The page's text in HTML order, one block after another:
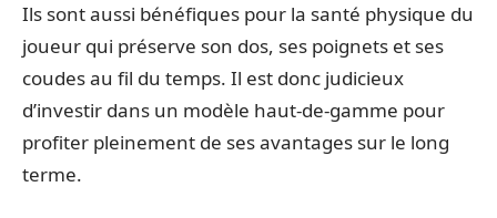
Ils sont aussi bénéfiques pour la santé physique du
joueur qui préserve son dos, ses poignets et ses
coudes au fil du temps. Il est donc judicieux
d’investir dans un modèle haut-de-gamme pour
profiter pleinement de ses avantages sur le long
terme.